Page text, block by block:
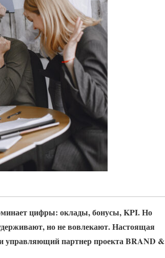
цифры: оклады, бонусы, KPI. Но
но не вовлекают.Настоящая
и управляющий партнер проекта BRAND &